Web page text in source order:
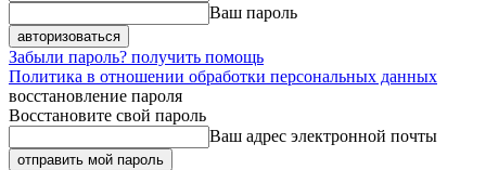
Ваш пароль
Забыли пароль? получить помощь
Политика в отношении обработки персональных данных
восстановление пароля
Восстановите свой пароль
Ваш адрес электронной почты